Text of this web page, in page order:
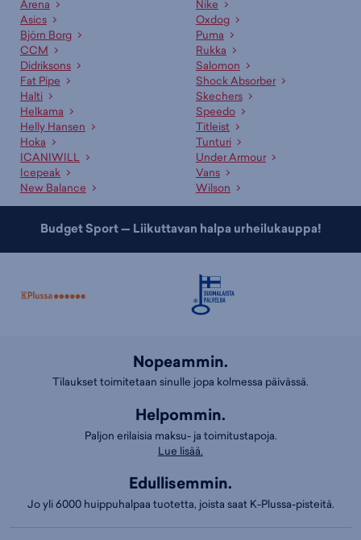
“myymäläsaatavuus” ja valitse mieleinen liike. Voit varata tuotteen
alustavasti maksutta ja saat erillisen ilmoituksen kun se on
noudettavissa.
Asiakaspalvelumme ja myyjämme auttavat oikean tuotteen
valinnassa
Ammattitaitoinen asiakaspalvelumme sekä kauppojemme
asiantuntevat myyjät palvelevat sinua mielellään sopivan tuotteen ja
koon etsinnässä. Lisäksi meillä on useille tuotteille erinomaiset
valintaoppaat, jotka auttavat sopivan tuotteen valinnassa. Tutustu
myös kategorioihimme
naisten urheilukengät
naisten kesäkengät
Arena
Asics
Björn Borg
CCM
Didriksons
Fat Pipe
Halti
Helkama
Helly Hansen
Hoka
ICANIWILL
Icepeak
New Balance
Nike
Oxdog
Puma
Rukka
Salomon
Shock Absorber
Skechers
Speedo
Titleist
Tunturi
Under Armour
Vans
Wilson
Budget Sport — Liikuttavan halpa urheilukauppa!
Nopeammin.
Tilaukset toimitetaan sinulle jopa kolmessa päivässä.
Helpommin.
Paljon erilaisia maksu- ja toimitustapoja.
Lue lisää.
Edullisemmin.
Jo yli 6000 huippuhalpaa tuotetta, joista saat K-Plussa-pisteitä.